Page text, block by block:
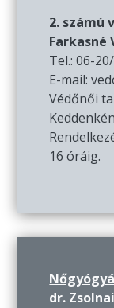
2. számú
Farkasné
Tel.: 06-
E-mail:
Védőnői
16 óráig.
dr.